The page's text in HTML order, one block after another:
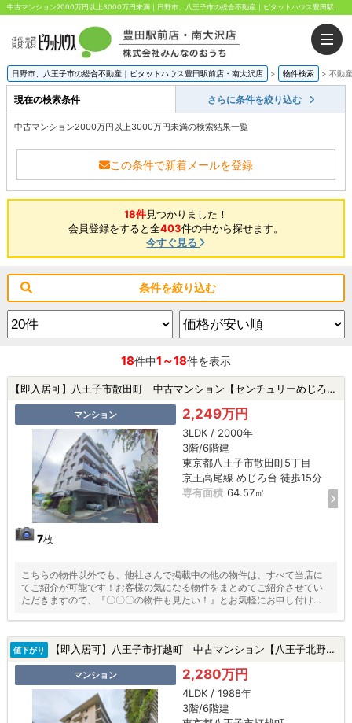
日野市、八王子市の総合不動産｜ピタットハウス豊田駅前店・南大沢店 > 物件検索 > 不動
現在の検索条件 さらに条件を絞り込む
中古マンション2000万円以上3000万円未満の検索結果一覧
この条件で新着メールを登録
18件見つかりました！
会員登録をすると全403件の中から探せます。
今すぐ見る
条件を絞り込む
18件中1～18件を表示
【即入居可】八王子市散田町 中古マンション【センチュリーめじろ台】★めじろ台駅・駅徒歩15分以内・新規リフォーム・ペット飼育可★|八王子市散田町5丁目の中古マンション
マンション
7枚
2,249万円
3LDK / 2000年
3階/6階建
東京都八王子市散田町5丁目
京王高尾線 めじろ台 徒歩15分
専有面積 64.57㎡
こちらの物件以外でも、他社さんで掲載中の他の物件は、すべて当店に
てご紹介が可能です！お客様の気になる物件をまとめてご紹介させてい
ただきますので、『〇〇〇の物件も見たい！』とお気軽にお申し付けく
値下がり 【即入居可】八王子市打越町 中古マンション【八王子北野台パークホームズ】 ★北野駅・駅徒歩10分以内・新規リフォーム・東南角部屋・管理費修繕費2年売主負担★|八王子市打越町の中古マンション
マンション 2,280万円
4LDK / 1988年
3階/6階建